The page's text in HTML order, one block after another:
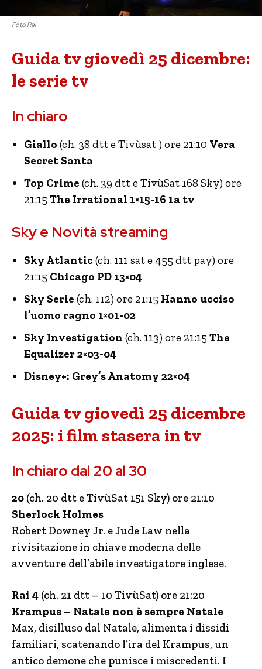
Foto Rai
Guida tv giovedì 25 dicembre:
le serie tv
In chiaro
Giallo (ch. 38 dtt e Tivùsat ) ore 21:10 Vera
Secret Santa
Top Crime (ch. 39 dtt e TivùSat 168 Sky) ore
21:15 The Irrational 1×15-16 1a tv
Sky e Novità streaming
Sky Atlantic (ch. 111 sat e 455 dtt pay) ore
21:15 Chicago PD 13×04
Sky Serie (ch. 112) ore 21:15 Hanno ucciso
l’uomo ragno 1×01-02
Sky Investigation (ch. 113) ore 21:15 The
Equalizer 2×03-04
Disney+: Grey’s Anatomy 22×04
Guida tv giovedì 25 dicembre
2025: i film stasera in tv
In chiaro dal 20 al 30
20 (ch. 20 dtt e TivùSat 151 Sky) ore 21:10
Sherlock Holmes
Robert Downey Jr. e Jude Law nella
rivisitazione in chiave moderna delle
avventure dell’abile investigatore inglese.
Rai 4 (ch. 21 dtt – 10 TivùSat) ore 21:20
Krampus – Natale non è sempre Natale
Max, disilluso dal Natale, alimenta i dissidi
familiari, scatenando l’ira del Krampus, un
antico demone che punisce i miscredenti. I